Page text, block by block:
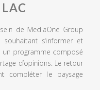
de MediaOne Group
s’informer et
un programme composé
d’opinions. Le retour
compléter le paysage